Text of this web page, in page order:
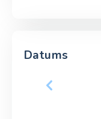
Datums